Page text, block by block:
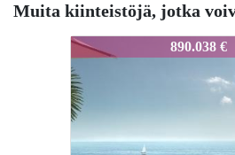
Muita kiinteistöjä, jotka
685-Costa
890.038 €
685-Costa